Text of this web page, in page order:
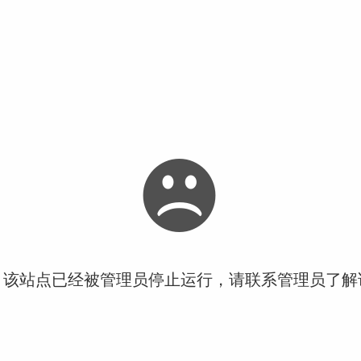
站点已经被管理员停止运行，请联系管理员了